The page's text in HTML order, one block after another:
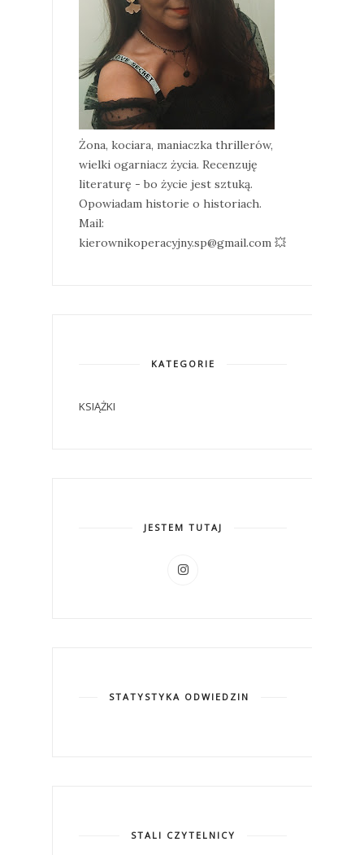
Żona, kociara, maniaczka thrillerów,
wielki ogarniacz życia. Recenzuję
literaturę - bo życie jest sztuką.
Opowiadam historie o historiach.
Mail:
kierownikoperacyjny.sp@gmail.com 💥
KATEGORIE
KSIĄŻKI
JESTEM TUTAJ
STATYSTYKA ODWIEDZIN
STALI CZYTELNICY